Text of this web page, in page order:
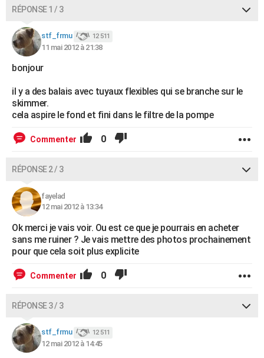
RÉPONSE 1 / 3
stf_frmu 12 511
11 mai 2012 à 21:38
bonjour
il y a des balais avec tuyaux flexibles qui se branche sur le
skimmer.
cela aspire le fond et fini dans le filtre de la pompe
Commenter 0
RÉPONSE 2 / 3
fayelad
12 mai 2012 à 13:34
Ok merci je vais voir. Ou est ce que je pourrais en acheter
sans me ruiner ? Je vais mettre des photos prochainement
pour que cela soit plus explicite
Commenter 0
RÉPONSE 3 / 3
stf_frmu 12 511
12 mai 2012 à 14:45